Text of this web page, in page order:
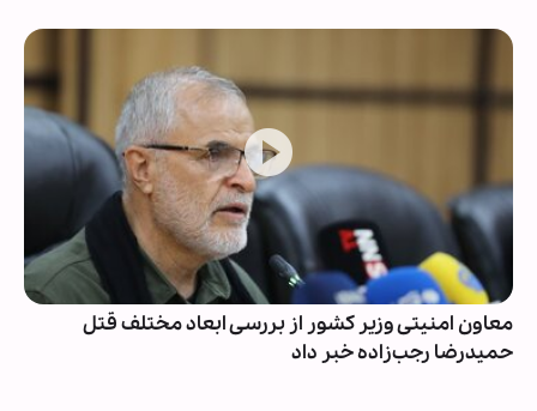
معاون امنیتی وزیر کشور از بررسی ابعاد مختلف قتل
حمیدرضا رجب‌زاده خبر داد